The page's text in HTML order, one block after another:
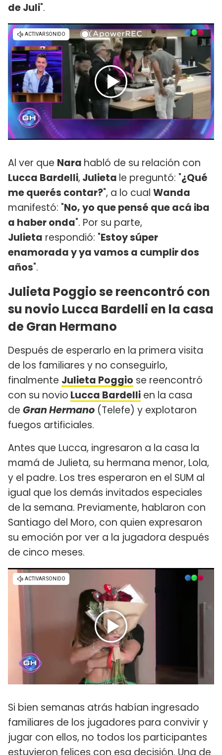
de Juli".
Al ver que Nara habló de su relación con
Lucca Bardelli, Julieta le preguntó: "¿Qué
me querés contar?", a lo cual Wanda
manifestó: "No, yo que pensé que acá iba
a haber onda". Por su parte,
Julieta respondió: "Estoy súper
enamorada y ya vamos a cumplir dos
años".
Julieta Poggio se reencontró con
su novio Lucca Bardelli en la casa
de Gran Hermano
Después de esperarlo en la primera visita
de los familiares y no conseguirlo,
finalmente Julieta Poggio se reencontró
con su novio Lucca Bardelli en la casa
de Gran Hermano (Telefe) y explotaron
fuegos artificiales.
Antes que Lucca, ingresaron a la casa la
mamá de Julieta, su hermana menor, Lola,
y el padre. Los tres esperaron en el SUM al
igual que los demás invitados especiales
de la semana. Previamente, hablaron con
Santiago del Moro, con quien expresaron
su emoción por ver a la jugadora después
de cinco meses.
Si bien semanas atrás habían ingresado
familiares de los jugadores para convivir y
jugar con ellos, no todos los participantes
estuvieron felices con esa decisión. Una de